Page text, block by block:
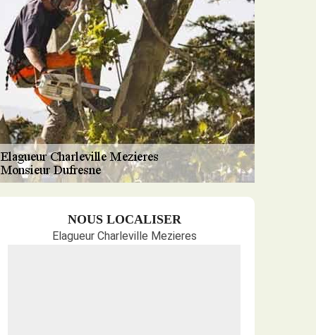
NOUS LOCALISER
Elagueur Charleville Mezieres